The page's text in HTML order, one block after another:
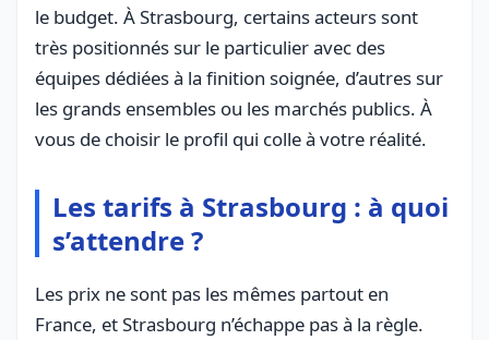
le budget. À Strasbourg, certains acteurs sont
très positionnés sur le particulier avec des
équipes dédiées à la finition soignée, d’autres sur
les grands ensembles ou les marchés publics. À
vous de choisir le profil qui colle à votre réalité.
Les tarifs à Strasbourg : à quoi
s’attendre ?
Les prix ne sont pas les mêmes partout en
France, et Strasbourg n’échappe pas à la règle.